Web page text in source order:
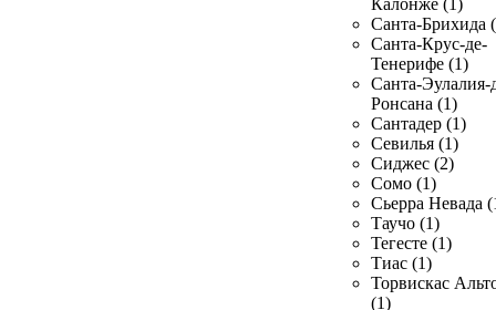
Калонже (1)
Санта-Брихида
Санта-Крус-де-
Тенерифе (1)
Санта-Эулалия-
Ронсана (1)
Сантадер (1)
Севилья (1)
Сиджес (2)
Сомо (1)
Сьерра Невада
Таучо (1)
Тегесте (1)
Тиас (1)
Торвискас
(1)